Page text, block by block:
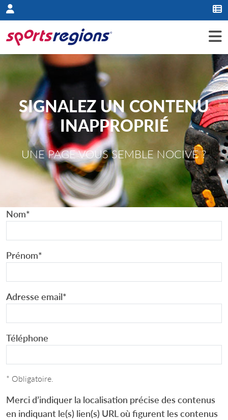
Panneau de gestion des cookies
SIGNALEZ UN CONTENU
INAPPROPRIÉ
UNE PAGE VOUS SEMBLE NOCIVE ?
Nom*
Prénom*
Adresse email*
Téléphone
* Obligatoire.
Merci d’indiquer la localisation précise des contenus
en indiquant le(s) lien(s) URL où figurent les contenus